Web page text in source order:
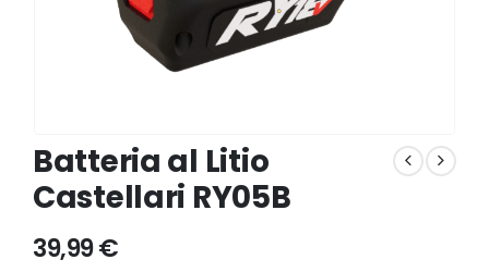
Batteria al Litio
Castellari RY05B
39,99€